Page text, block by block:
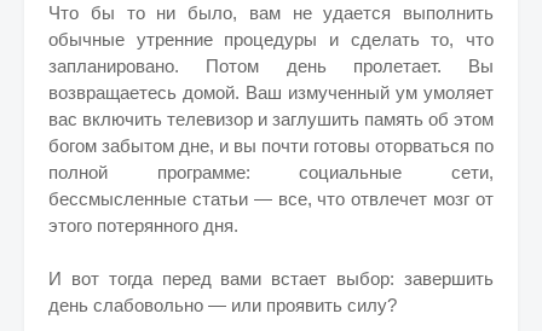
Что бы то ни было, вам не удается выполнить
обычные утренние процедуры и сделать то, что
запланировано. Потом день пролетает. Вы
возвращаетесь домой. Ваш измученный ум умоляет
вас включить телевизор и заглушить память об этом
богом забытом дне, и вы почти готовы оторваться по
полной программе: социальные сети,
бессмысленные статьи — все, что отвлечет мозг от
этого потерянного дня.
И вот тогда перед вами встает выбор: завершить
день слабовольно — или проявить силу?